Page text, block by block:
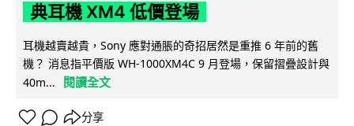
典耳機 XM4 低價登場
耳機越賣越貴，Sony 應對通脹的奇招居然是重推 6 年前的舊
機？ 消息指平價版 WH-1000XM4C 9 月登場，保留摺疊設計與
40m...
閱讀全文
分享